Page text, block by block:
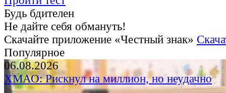
Будь бдителен
Не дайте себя обмануть!
Скачайте приложение «Честный знак»
Популярное
06.08.2026
ХМАО: Рискнул на миллион, но неудачно